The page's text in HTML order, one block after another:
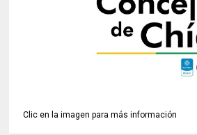
Clic en la imagen para más información